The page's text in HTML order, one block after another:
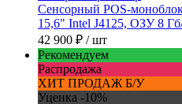
Сенсорный POS-
15,6" Intel J4125, ОЗУ 8
42 900 ₽ / шт
Рекомендуем
Распродажа
ХИТ ПРОДАЖ Б/У
Уценка -10%